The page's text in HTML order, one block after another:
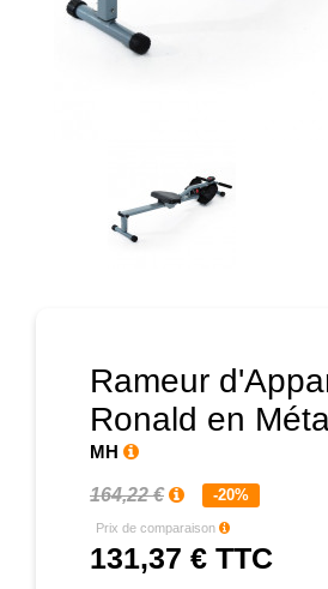
Rameur
Ronald en
MH
164,22 € -20%
Prix de comparaison
131,37 € TTC